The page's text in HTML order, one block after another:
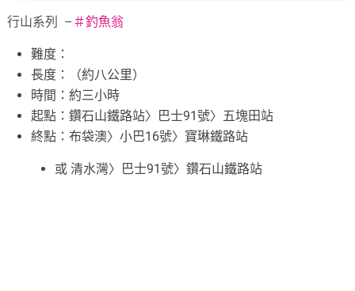
行山系列 – ＃釣魚翁
難度：
長度：
（約八公里）
時間：約三小時
起點：鑽石山鐵路站〉巴士91號〉五塊田站
終點：布袋澳〉小巴16號〉寶琳鐵路站
或 清水灣〉巴士91號〉鑽石山鐵路站